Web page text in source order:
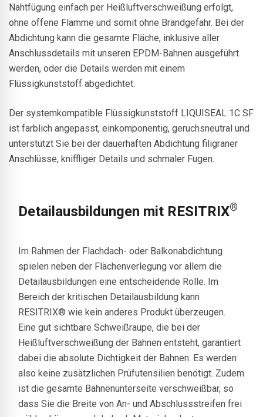
Nahtfügung einfach per Heißluftverschweißung erfolgt,
ohne offene Flamme und somit ohne Brandgefahr. Bei der
Abdichtung kann die gesamte Fläche, inklusive aller
Anschlussdetails mit unseren EPDM-Bahnen ausgeführt
werden, oder die Details werden mit einem
Flüssigkunststoff abgedichtet.
Der systemkompatible Flüssigkunststoff LIQUISEAL 1C SF
ist farblich angepasst, einkomponentig, geruchsneutral und
unterstützt Sie bei der dauerhaften Abdichtung filigraner
Anschlüsse, kniffliger Details und schmaler Fugen.
Detailausbildungen mit RESITRIX®
Im Rahmen der Flachdach- oder Balkonabdichtung
spielen neben der Flächenverlegung vor allem die
Detailausbildungen eine entscheidende Rolle. Im
Bereich der kritischen Detailausbildung kann
RESITRIX® wie kein anderes Produkt überzeugen.
Eine gut sichtbare Schweißraupe, die bei der
Heißluftverschweißung der Bahnen entsteht, garantiert
dabei die absolute Dichtigkeit der Bahnen. Es werden
also keine zusätzlichen Prüfutensilien benötigt. Zudem
ist die gesamte Bahnenunterseite verschweißbar, so
dass Sie die Breite von An- und Abschlussstreifen frei